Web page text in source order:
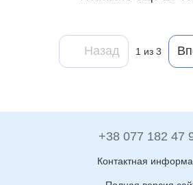
Назад 1 из 3
+38 077 182 47
Контактная